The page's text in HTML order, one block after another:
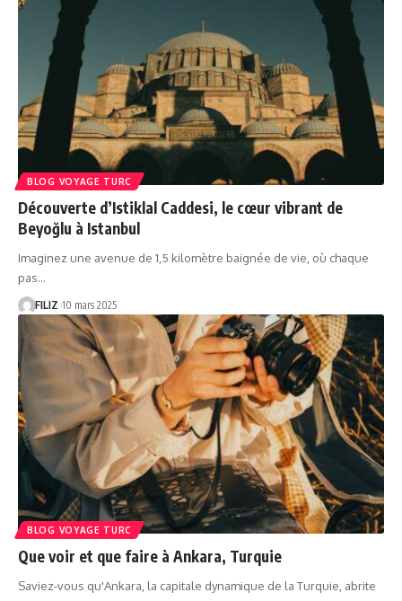
BLOG VOYAGE TURC
Découverte d’Istiklal Caddesi, le cœur vibrant de
Beyoğlu à Istanbul
Imaginez une avenue de 1,5 kilomètre baignée de vie, où chaque
pas…
FILIZ 10 mars 2025
BLOG VOYAGE TURC
Que voir et que faire à Ankara, Turquie
Saviez-vous qu'Ankara, la capitale dynamique de la Turquie, abrite